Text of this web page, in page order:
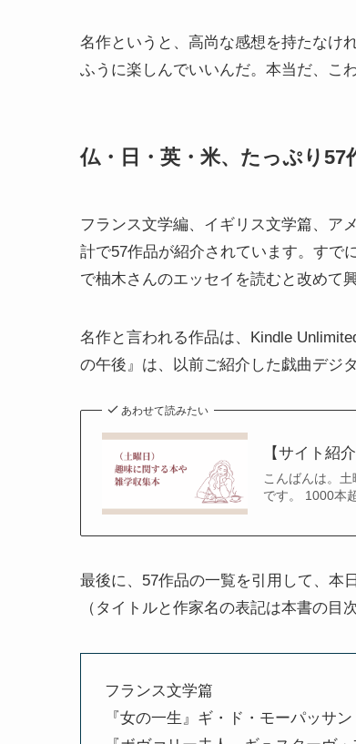
名作というと、高尚な感想を持たなけ
ふうに楽しんでいいんだ。本当だ、こ
仏・日・英・米、たっぷり57
フランス文学編、イギリス文学篇、ア
計で57作品が紹介されています。すで
で柚木さんのエッセイを読むと改めて
名作と言われる作品は、Kindle
の午後』は、以前ご紹介した戯曲デジ
あわせて読みたい
【サイト紹
こんばんは。
です。 1000本
最後に、57作品の一覧を引用して、本
（タイトルと作家名の表記は本書の目
フランス文学篇
『女の一生』ギ・ド・モーパッサン